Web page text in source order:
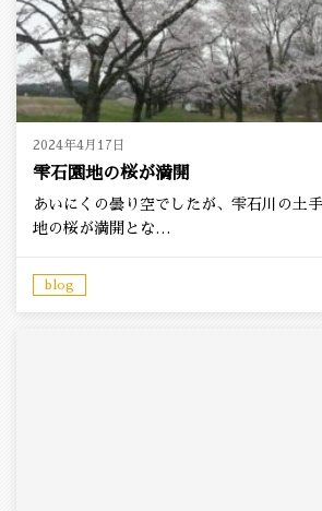
2024年4月17日
雫石園地の桜が満開
あいにくの曇り空でしたが、雫石川の土
地の桜が満開とな…
blog